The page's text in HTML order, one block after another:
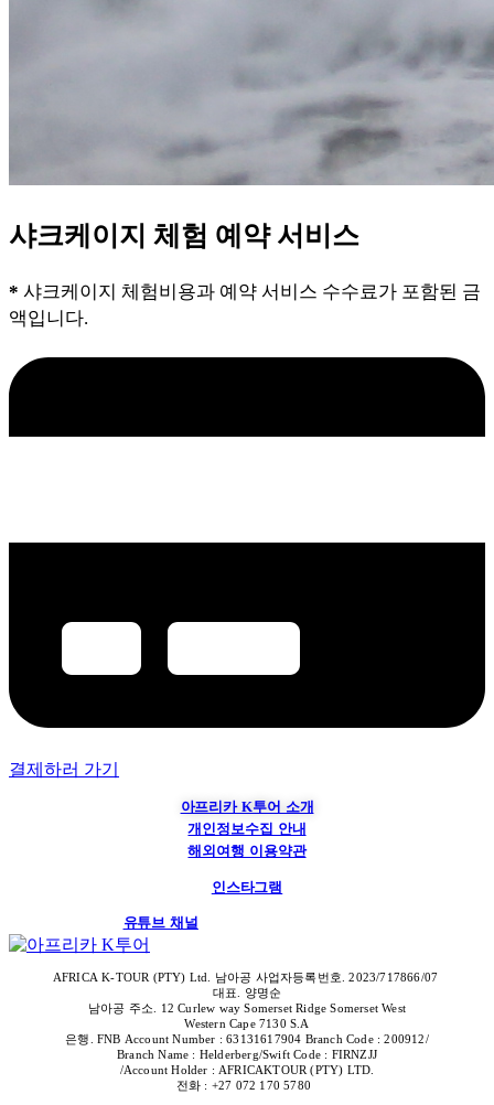
샤크케이지 체험 예약 서비스
* 샤크케이지 체험비용과 예약 서비스 수수료가 포함된 금
액입니다.
결제하러 가기
아프리카 K투어 소개
개인정보수집 안내
해외여행 이용약관
인스타그램
유튜브 채널
AFRICA K-TOUR (PTY) Ltd. 남아공 사업자등록번호. 2023/717866/07
대표. 양명순
남아공 주소. 12 Curlew way Somerset Ridge Somerset West
Western Cape 7130 S.A
은행. FNB Account Number : 63131617904 Branch Code : 200912/
Branch Name : Helderberg/Swift Code : FIRNZJJ
/Account Holder : AFRICAKTOUR (PTY) LTD.
전화 : +27 072 170 5780